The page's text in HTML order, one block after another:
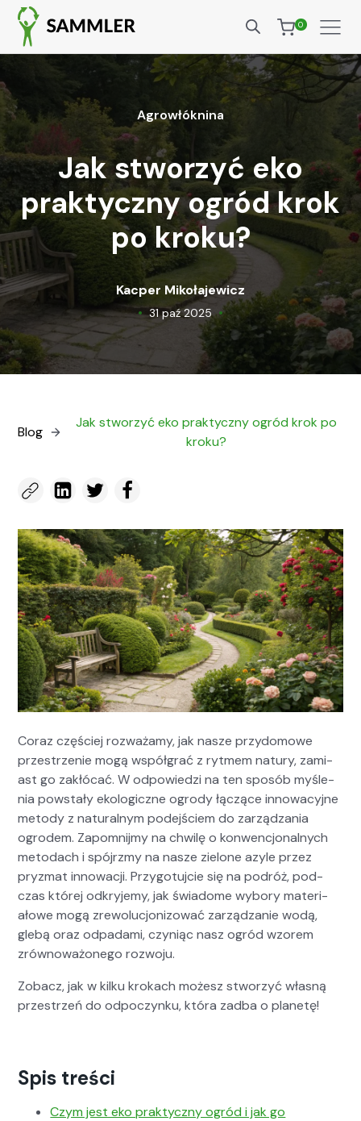
0
Agrowłóknina
Jak stworzyć eko
praktyczny ogród krok
po kroku?
Kacper Mikołajewicz
• 31 paź 2025 •
Blog
Jak stworzyć eko praktyczny ogród krok po
kroku?
Coraz częś­ciej rozważamy, jak nasze przy­do­mowe
przestrze­nie mogą współ­grać z ryt­mem natu­ry, zami­
ast go zakłó­cać. W odpowiedzi na ten sposób myśle­
nia pow­stały eko­log­iczne ogrody łączące innowa­cyjne
metody z nat­u­ral­nym pode­jś­ciem do zarządza­nia
ogro­dem. Zapom­ni­jmy na chwilę o kon­wencjon­al­nych
meto­dach i spójrzmy na nasze zielone azyle przez
pryz­mat innowacji. Przy­go­tu­j­cie się na podróż, pod­
czas której odkry­je­my, jak świadome wybo­ry mate­ri­
ałowe mogą zre­wolucjoni­zować zarządzanie wodą,
gle­bą oraz odpada­mi, czyniąc nasz ogród wzorem
zrównoważonego roz­wo­ju.
Zobacz, jak w kilku krokach możesz stworzyć włas­ną
przestrzeń do odpoczynku, która zad­ba o plan­etę!
Spis treści
Czym jest eko prak­ty­czny ogród i jak go